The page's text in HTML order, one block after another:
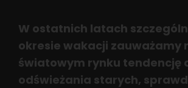
W ostatnich latach
okresie wakacji zauważamy
światowym rynku tendencję
odświeżania starych,